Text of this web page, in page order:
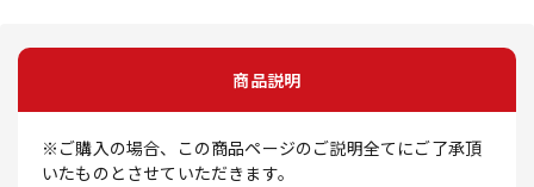
商品説明
※ご購入の場合、この商品ページのご説明全てにご了承頂
いたものとさせていただきます。